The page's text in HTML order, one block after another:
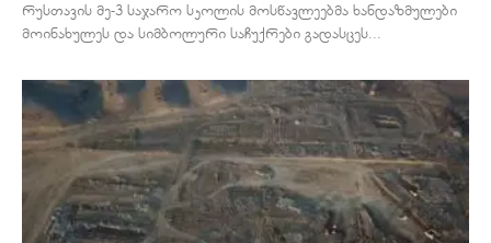
რუსთავის მე-3 საჯარო სკოლის მოსწავლეებმა ხანდაზმულები
მოინახულეს და სიმბოლური საჩუქრები გადასცეს...